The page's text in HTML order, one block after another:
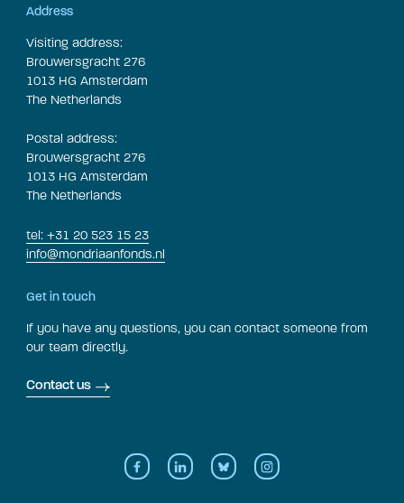
Address
Visiting address:
Brouwersgracht 276
1013 HG Amsterdam
The Netherlands
Postal address:
Brouwersgracht 276
1013 HG Amsterdam
The Netherlands
tel: +31 20 523 15 23
info@mondriaanfonds.nl
Get in touch
If you have any questions, you can contact someone from
our team directly.
Contact us